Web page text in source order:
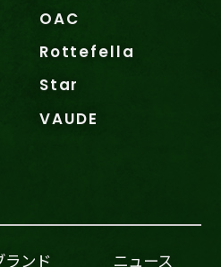
OAC
Rottefella
Star
VAUDE
ランド ニュース